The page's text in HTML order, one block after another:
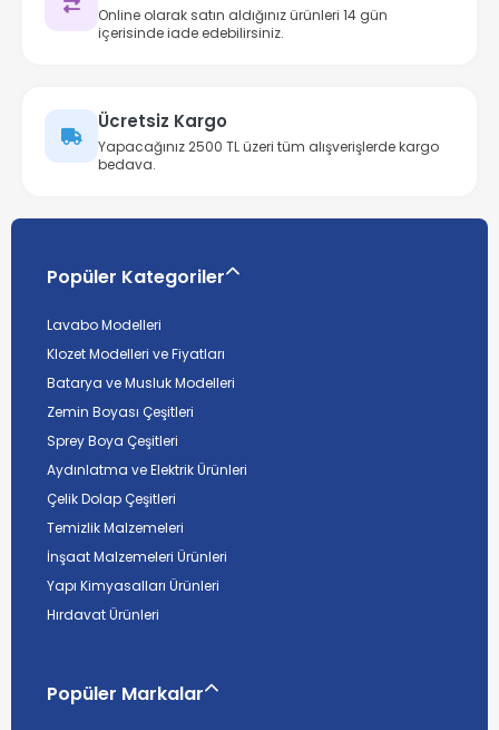
Online olarak satın aldığınız ürünleri 14 gün
içerisinde iade edebilirsiniz.
Ücretsiz Kargo
Yapacağınız 2500 TL üzeri tüm alışverişlerde kargo
bedava.
Popüler Kategoriler
Lavabo Modelleri
Klozet Modelleri ve Fiyatları
Batarya ve Musluk Modelleri
Zemin Boyası Çeşitleri
Sprey Boya Çeşitleri
Aydınlatma ve Elektrik Ürünleri
Çelik Dolap Çeşitleri
Temizlik Malzemeleri
İnşaat Malzemeleri Ürünleri
Yapı Kimyasalları Ürünleri
Hırdavat Ürünleri
Popüler Markalar